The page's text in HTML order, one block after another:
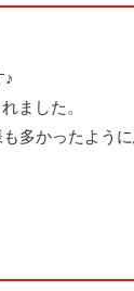
♪
ました。
多かったよう